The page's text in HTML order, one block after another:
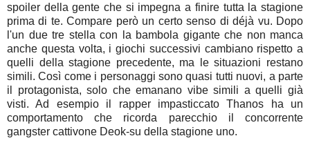
spoiler della gente che si impegna a finire tutta la stagione
prima di te. Compare però un certo senso di déjà vu. Dopo
l'un due tre stella con la bambola gigante che non manca
anche questa volta, i giochi successivi cambiano rispetto a
quelli della stagione precedente, ma le situazioni restano
simili. Così come i personaggi sono quasi tutti nuovi, a parte
il protagonista, solo che emanano vibe simili a quelli già
visti. Ad esempio il rapper impasticcato Thanos ha un
comportamento che ricorda parecchio il concorrente
gangster cattivone Deok-su della stagione uno.